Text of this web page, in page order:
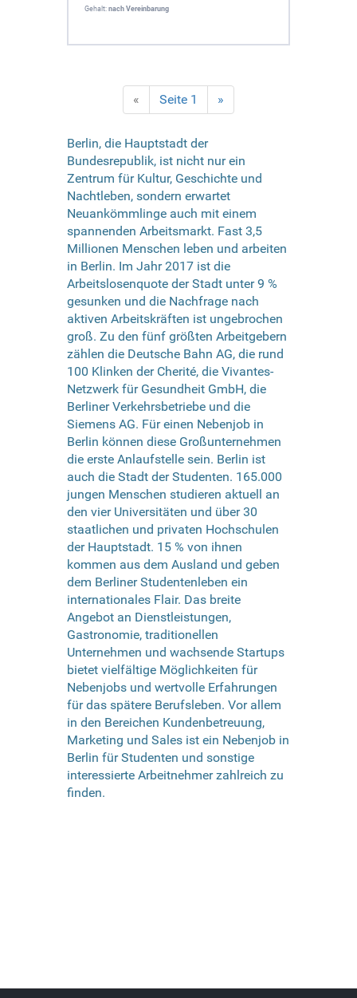
Gehalt: nach Vereinbarung
« Seite 1 »
Berlin, die Hauptstadt der
Bundesrepublik, ist nicht nur ein
Zentrum für Kultur, Geschichte und
Nachtleben, sondern erwartet
Neuankömmlinge auch mit einem
spannenden Arbeitsmarkt. Fast 3,5
Millionen Menschen leben und arbeiten
in Berlin. Im Jahr 2017 ist die
Arbeitslosenquote der Stadt unter 9 %
gesunken und die Nachfrage nach
aktiven Arbeitskräften ist ungebrochen
groß. Zu den fünf größten Arbeitgebern
zählen die Deutsche Bahn AG, die rund
100 Klinken der Cherité, die Vivantes-
Netzwerk für Gesundheit GmbH, die
Berliner Verkehrsbetriebe und die
Siemens AG. Für einen Nebenjob in
Berlin können diese Großunternehmen
die erste Anlaufstelle sein. Berlin ist
auch die Stadt der Studenten. 165.000
jungen Menschen studieren aktuell an
den vier Universitäten und über 30
staatlichen und privaten Hochschulen
der Hauptstadt. 15 % von ihnen
kommen aus dem Ausland und geben
dem Berliner Studentenleben ein
internationales Flair. Das breite
Angebot an Dienstleistungen,
Gastronomie, traditionellen
Unternehmen und wachsende Startups
bietet vielfältige Möglichkeiten für
Nebenjobs und wertvolle Erfahrungen
für das spätere Berufsleben. Vor allem
in den Bereichen Kundenbetreuung,
Marketing und Sales ist ein Nebenjob in
Berlin für Studenten und sonstige
interessierte Arbeitnehmer zahlreich zu
finden.